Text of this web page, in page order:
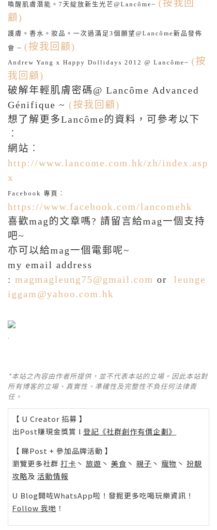
喚醒肌膚潛能。7天綻放新生光芒@Lancôme~ (按我回
顧)
護膚。香水。妝品。一次過滿足3個願望@Lancôme新品發佈
會 ~ (按我回顧)
Andrew Yang x Happy Dollidays 2012 @ Lancôme~ (按
我回顧)
破解年輕肌膚密碼@ Lancôme Advanced
Génifique ~ (按我回顧)
想了解更多Lancôme的資料，可參考以下
︰
網站︰
http://www.lancome.com.hk/zh/index.asp
x
Facebook 專頁︰
https://www.facebook.com/lancomehk
喜歡mag的文章嗎? 請留言給mag一個支持
吧~
亦可以給mag一個電郵呢~
my email address
: magmagleung75@gmail.com or
leunge
iggam@yahoo.com.hk
.
*本站之內容由作者所提供，並不代表本站的立場。因此本站對
所有博客的立場、真實性、準確性及完整性不負任何法律責
任。
【 U Creator 招募 】
出Post賺現金獎賞 l 登記《社群創作有價企劃》
【 睇Post + 參加品牌活動 】
瀏覽更多社群 打卡 丶 旅遊 丶 美食 丶 親子 丶 寵物 丶 扮靚
攻略及 活動情報
U Blog開咗WhatsApp啦！發掘更多吃喝玩樂資訊！
Follow 我哋 ！